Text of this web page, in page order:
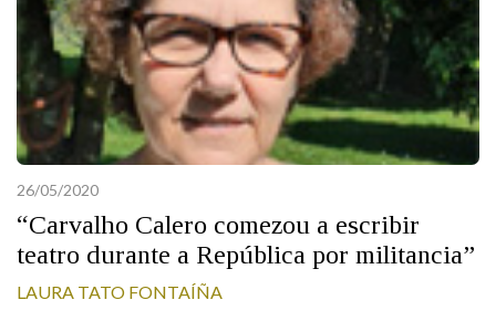
26/05/2020
“Carvalho Calero comezou a escribir
teatro durante a República por militancia”
LAURA TATO FONTAÍÑA